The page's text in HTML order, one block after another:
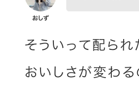
そういって配られ
おいしさが変わる